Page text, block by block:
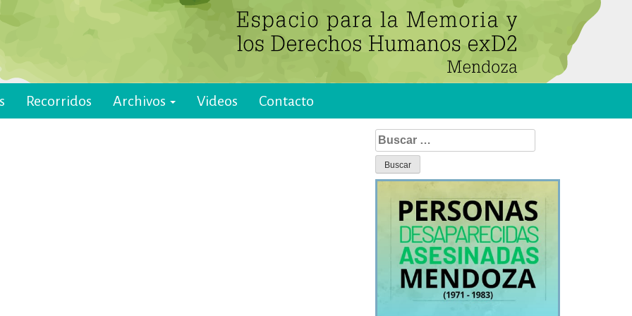
Recorridos Archivos Videos Contacto
Buscar: